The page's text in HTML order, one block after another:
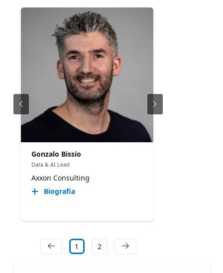
Gonzalo Bissio
Data & AI Lead
Axxon Consulting
Biografia
1 2